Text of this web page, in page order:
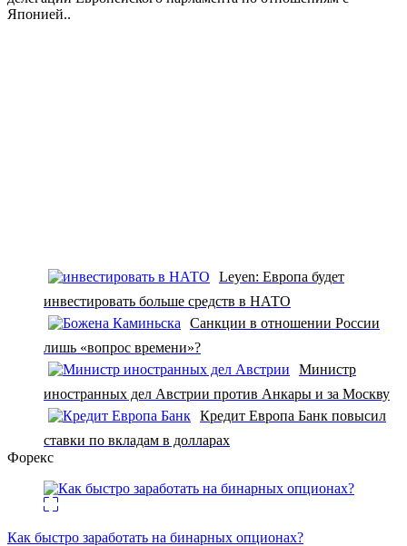
Японией..
Leyen: Европа будет
инвестировать больше средств в НАТО
Санкции в отношении России
лишь «вопрос времени»?
Министр
иностранных дел Австрии против Анкары и за Москву
Кредит Европа Банк повысил
ставки по вкладам в долларах
Форекс
Как быстро заработать на бинарных опционах?